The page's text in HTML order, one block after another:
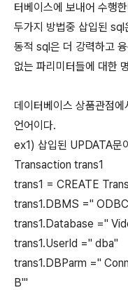
터베이스에 보내어 수행
두가지 방법중 삽입된
동적 sql은 더 강력하고
없는 파리미터들에 대한
데이터베이스 상품관점
언어이다.
ex1) 삽입된 UPDATA문
Transaction trans1
trans1 = CREATE
trans1.DBMS ="
trans1.Database ="
trans1.UserId =" dba"
trans1.DBParm ="
B'"